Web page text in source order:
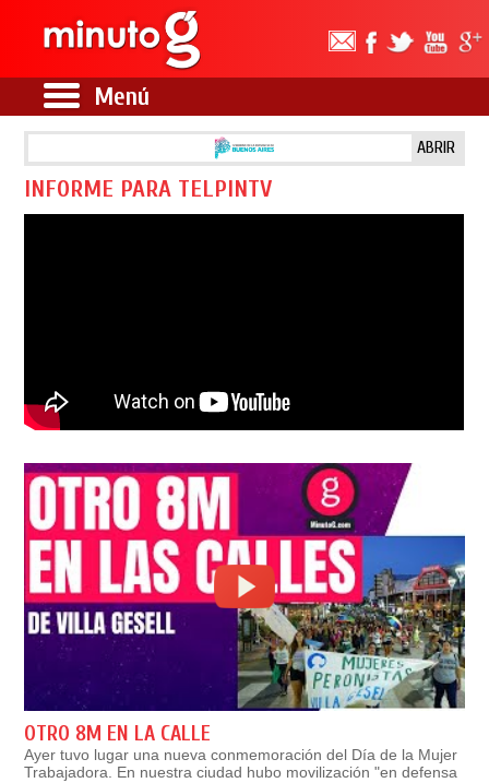
Menú
ABRIR
INFORME PARA TELPINTV
OTRO 8M EN LA CALLE
Ayer tuvo lugar una nueva conmemoración del Día de la Mujer
Trabajadora. En nuestra ciudad hubo movilización "en defensa